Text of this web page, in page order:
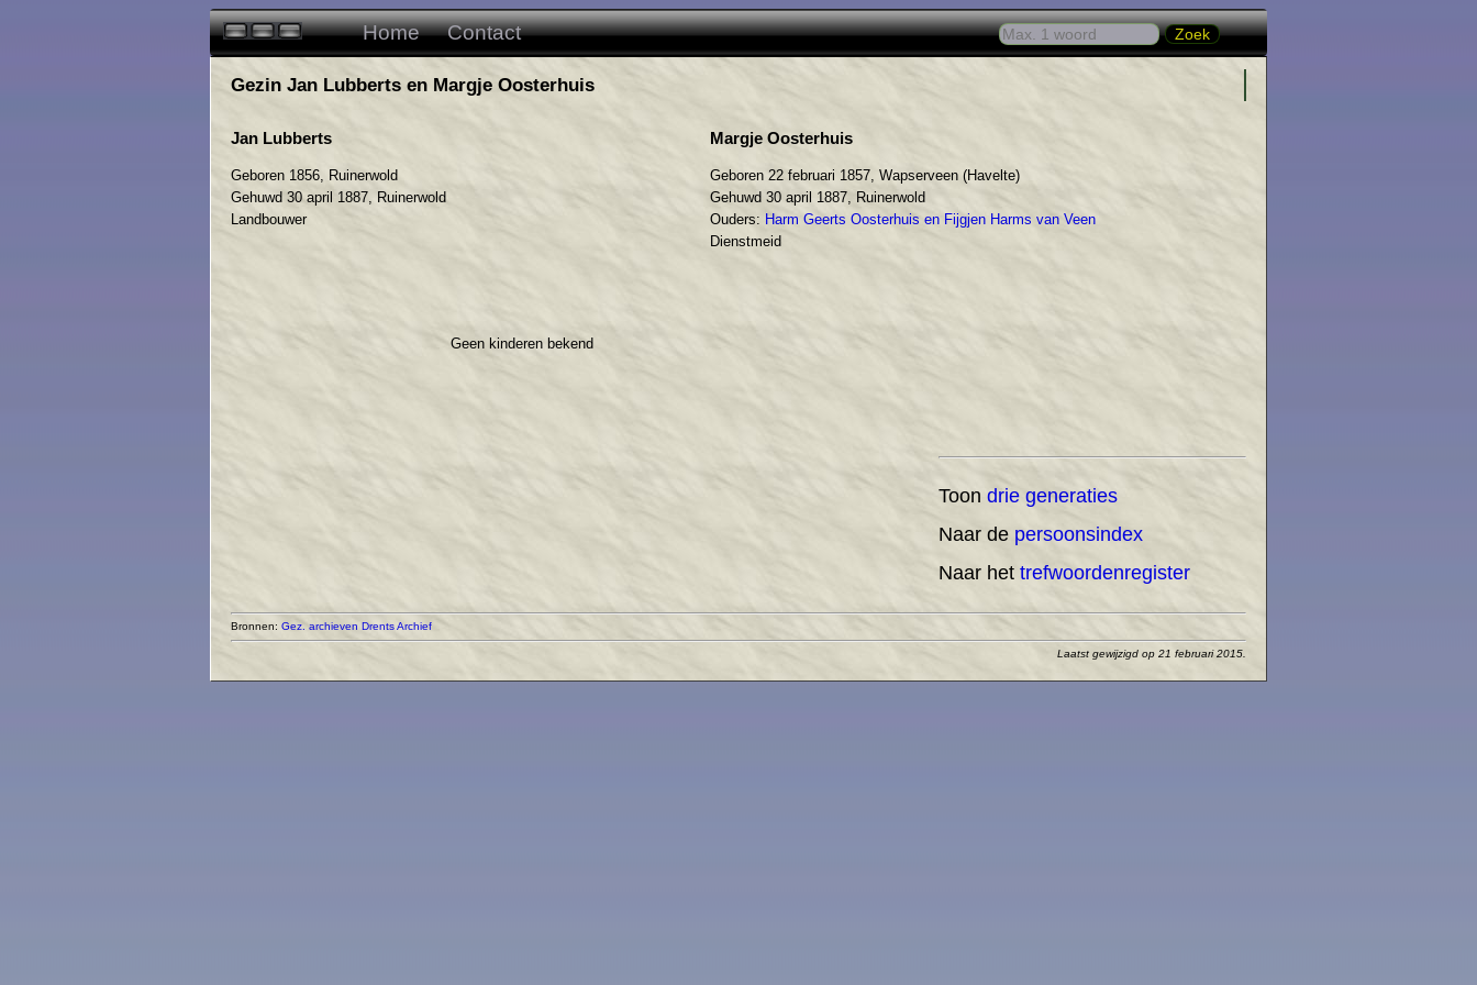
Home Contact
Gezin Jan Lubberts en Margje Oosterhuis
Jan Lubberts
Geboren 1856, Ruinerwold
Gehuwd 30 april 1887, Ruinerwold
Landbouwer
Margje Oosterhuis
Geboren 22 februari 1857, Wapserveen (Havelte)
Gehuwd 30 april 1887, Ruinerwold
Ouders: Harm Geerts Oosterhuis en Fijgjen Harms van Veen
Dienstmeid
Geen kinderen bekend
Toon drie generaties
Naar de persoonsindex
Naar het trefwoordenregister
Bronnen: Gez. archieven Drents Archief
Laatst gewijzigd op 21 februari 2015.